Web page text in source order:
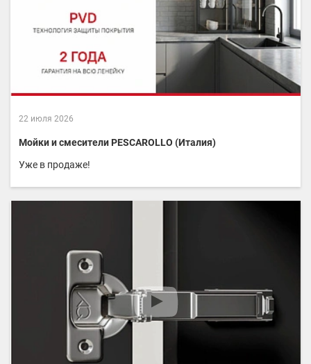
22 июля 2026
Мойки и смесители PESCAROLLO (Италия)
Уже в продаже!